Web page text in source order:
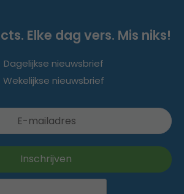
Elke dag vers. Mis niks!
Dagelijkse nieuwsbrief
Wekelijkse nieuwsbrief